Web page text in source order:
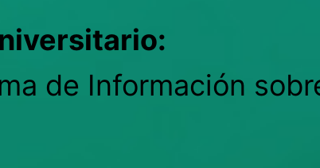
de Información